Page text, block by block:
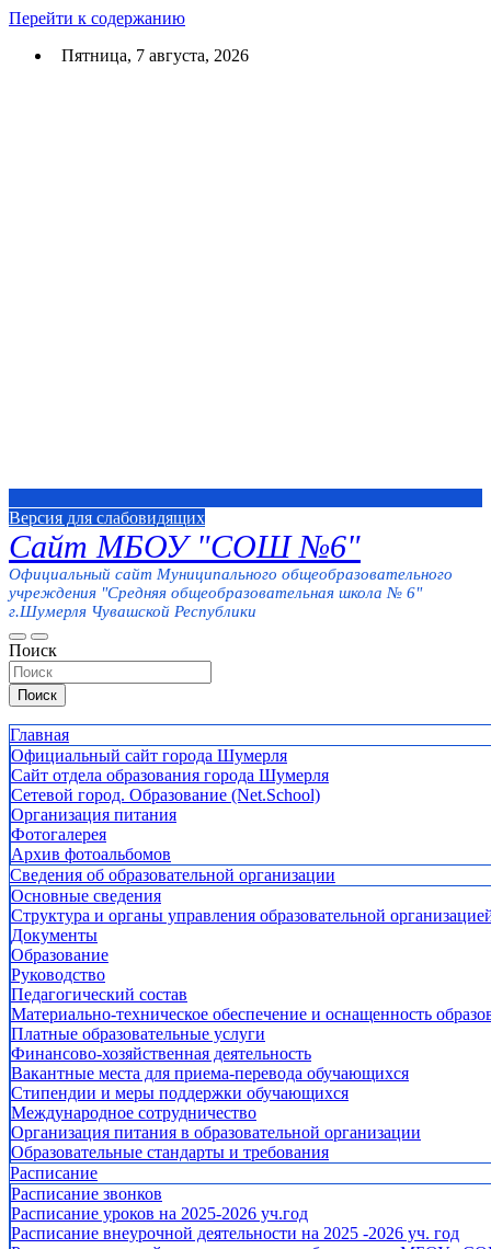
Перейти к содержанию
Пятница, 7 августа, 2026
Версия для слабовидящих
Сайт МБОУ "СОШ №6"
Официальный сайт Муниципального общеобразовательного
учреждения "Средняя общеобразовательная школа № 6"
г.Шумерля Чувашской Республики
Поиск
Поиск
Главная
Официальный сайт города Шумерля
Сайт отдела образования города Шумерля
Сетевой город. Образование (Net.School)
Организация питания
Фотогалерея
Архив фотоальбомов
Сведения об образовательной организации
Основные сведения
Структура и органы управления образовательной
Документы
Образование
Руководство
Педагогический состав
Материально-техническое обеспечение и оснащенность
Платные образовательные услуги
Финансово-хозяйственная деятельность
Вакантные места для приема-перевода обучающихся
Стипендии и меры поддержки обучающихся
Международное сотрудничество
Организация питания в образовательной организации
Образовательные стандарты и требования
Расписание
Расписание звонков
Расписание уроков на 2025-2026 уч.год
Расписание внеурочной деятельности на 2025 -2026 уч. год